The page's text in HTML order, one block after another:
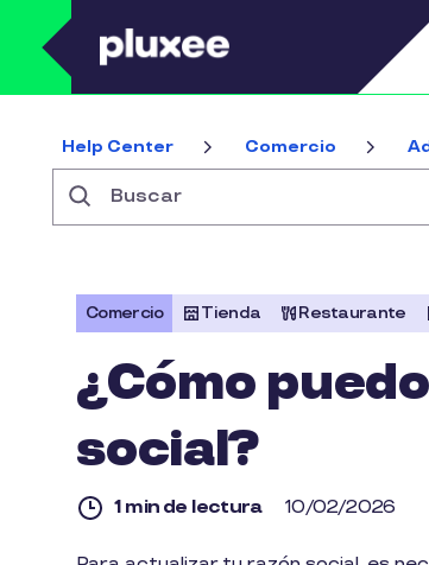
Pasar al contenido principal
Help Center Comercio
Comercio Tienda Restaurante
¿Cómo
social?
1 min de lectura 10/02/2026
1